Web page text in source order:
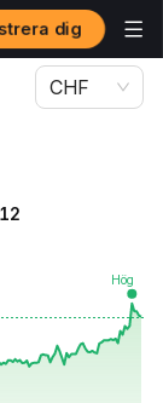
dig
CHF